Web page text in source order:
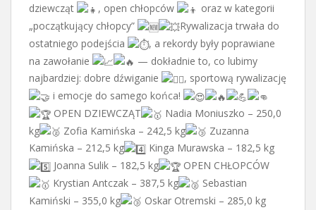
dziewcząt
, open chłopców
oraz w kategorii
„początkujący chłopcy”
Rywalizacja trwała do
ostatniego podejścia
, a rekordy były poprawiane
na zawołanie
— dokładnie to, co lubimy
najbardziej: dobre dźwiganie
, sportową rywalizację
i emocje do samego końca!
OPEN DZIEWCZĄT
Nadia Moniuszko – 250,0
kg
Zofia Kamińska – 242,5 kg
Zuzanna
Kamińska – 212,5 kg
Kinga Murawska – 182,5 kg
Joanna Sulik – 182,5 kg
OPEN CHŁOPCÓW
Krystian Antczak – 387,5 kg
Sebastian
Kamiński – 355,0 kg
Oskar Otremski – 285,0 kg